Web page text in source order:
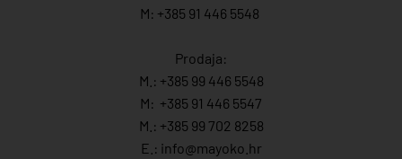
M: +385 91 446 5548
Prodaja:
M.: +385 99 446 5548
M: +385 91 446 5547
M.: +385 99 702 8258
E.: info@mayoko. hr